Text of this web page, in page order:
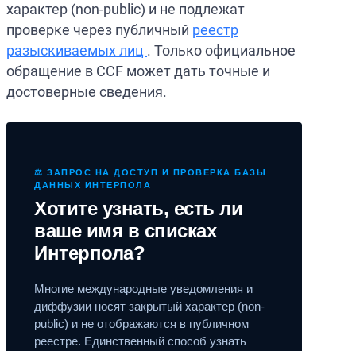
характер (non-public) и не подлежат
проверке через публичный реестр
разыскиваемых лиц . Только официальное
обращение в CCF может дать точные и
достоверные сведения.
⚖️ ЗАПРОС НА ДОСТУП И ПРОВЕРКА БАЗЫ
ДАННЫХ ИНТЕРПОЛА
Хотите узнать, есть ли
ваше имя в списках
Интерпола?
Многие международные уведомления и
диффузии носят закрытый характер (non-
public) и не отображаются в публичном
реестре. Единственный способ узнать